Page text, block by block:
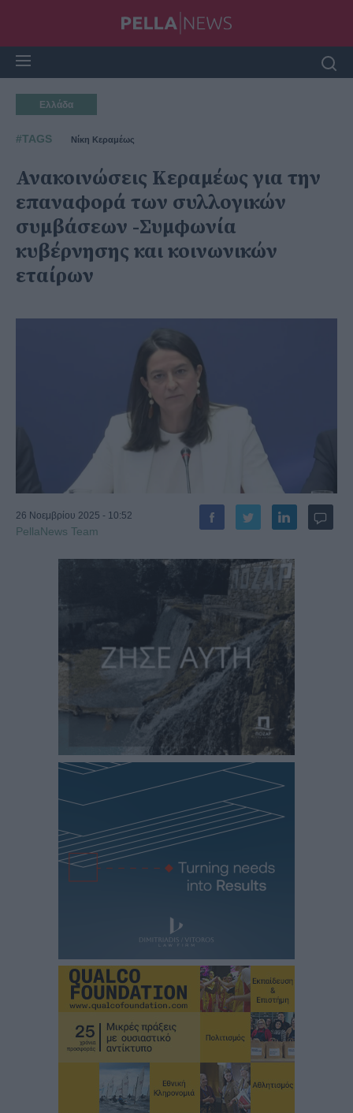
Ελλάδα
#TAGS Νίκη Κεραμέως
Ανακοινώσεις Κεραμέως για την
επαναφορά των συλλογικών
συμβάσεων -Συμφωνία
κυβέρνησης και κοινωνικών
εταίρων
26 Νοεμβρίου 2025 - 10:52
PellaNews Team